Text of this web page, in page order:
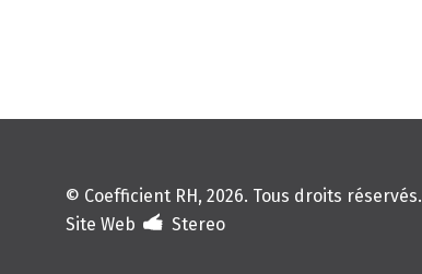
© Coefficient RH, 2026. Tous droits réservés.
Site Web
Stereo